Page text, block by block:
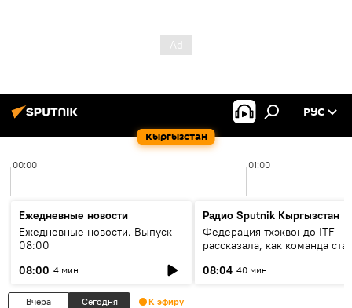
Кыргызстан
РУС
00:00 01:00
Ежедневные новости
Ежедневные новости. Выпуск
08:00
08:00 4 мин
Радио Sputnik Кыргызстан
Федерация тхэквондо ITF
рассказала, как команда
08:04 40 мин
Вчера Сегодня К эфиру